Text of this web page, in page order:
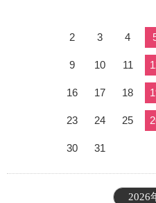
2 3 4
9 10 11
16 17 18
23 24 25
30 31
2026